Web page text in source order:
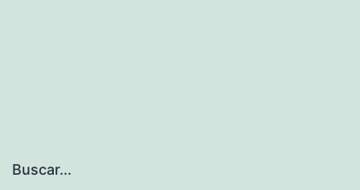
Buscar...